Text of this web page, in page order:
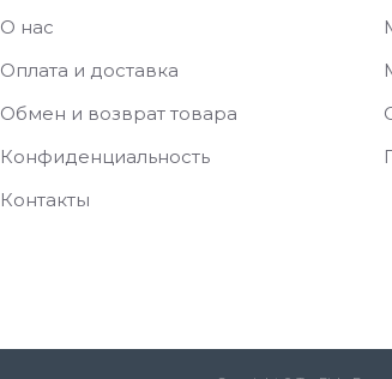
О нас
Оплата и доставка
Обмен и возврат товара
Конфиденциальность
Контакты